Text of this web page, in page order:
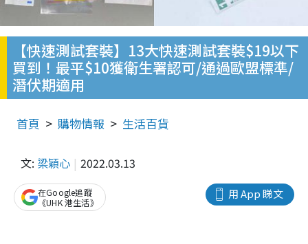
【快速測試套裝】13大快速測試套裝$19以下
買到！最平$10獲衛生署認可/通過歐盟標準/
潛伏期適用
首頁 購物情報 生活百貨
文: 梁穎心 2022.03.13
用 App 睇文
在Google追蹤
《UHK 港生活》